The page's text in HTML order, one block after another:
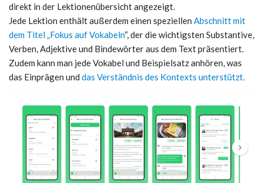
direkt in der Lektionenübersicht angezeigt.
Jede Lektion enthält außerdem einen speziellen Abschnitt mit
dem Titel „Fokus auf Vokabeln“, der die wichtigsten Substantive,
Verben, Adjektive und Bindewörter aus dem Text präsentiert.
Zudem kann man jede Vokabel und Beispielsatz anhören, was
das Einprägen und das Verständnis des Kontexts unterstützt.